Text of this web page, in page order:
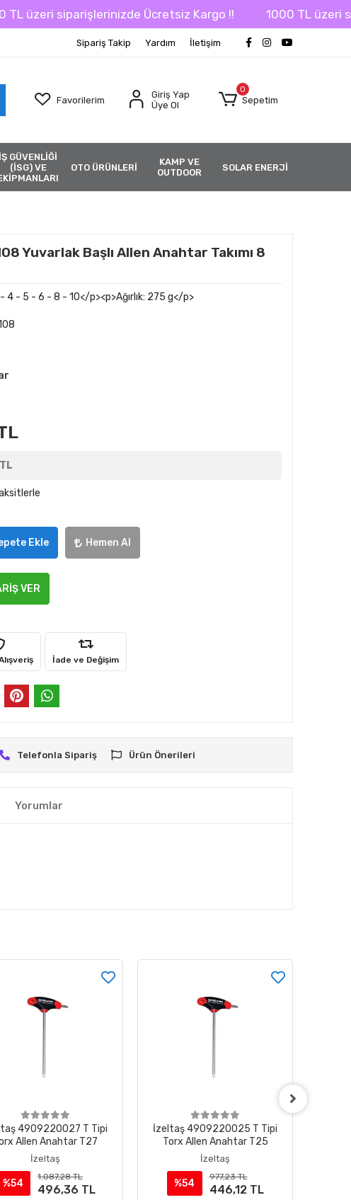
üzeri siparişlerinizde Ücretsiz Kargo !! 1000 TL üzeri
Sipariş Takip Yardım İletişim
Favorilerim
Giriş Yap
Üye Ol
0
Sepetim
İŞ GÜVENLİĞİ
(İSG) VE
OTO ÜRÜNLERİ
KAMP VE
OUTDOOR
SOLAR ENERJİ
Yuvarlak Başlı Allen Anahtar Takımı 8
- 5 - 6 - 8 - 10</p><p>Ağırlık: 275 g</p>
Ekle Hemen Al
VER
İade ve Değişim
Telefonla Sipariş Ürün Önerileri
Yorumlar
4909220027 T Tipi
Allen Anahtar T27
İzeltaş
%54
1.087,28 TL
496,36 TL
İzeltaş 4909220025 T Tipi
Torx Allen Anahtar T25
İzeltaş
%54
977,23 TL
446,12 TL